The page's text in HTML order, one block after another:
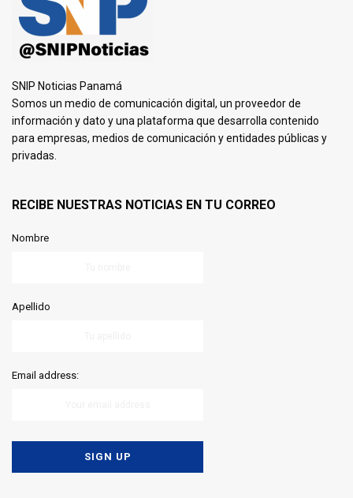
SNIP Noticias Panamá
Somos un medio de comunicación digital, un proveedor de
información y dato y una plataforma que desarrolla contenido
para empresas, medios de comunicación y entidades públicas y
privadas.
RECIBE NUESTRAS NOTICIAS EN TU CORREO
Nombre
Apellido
Email address: